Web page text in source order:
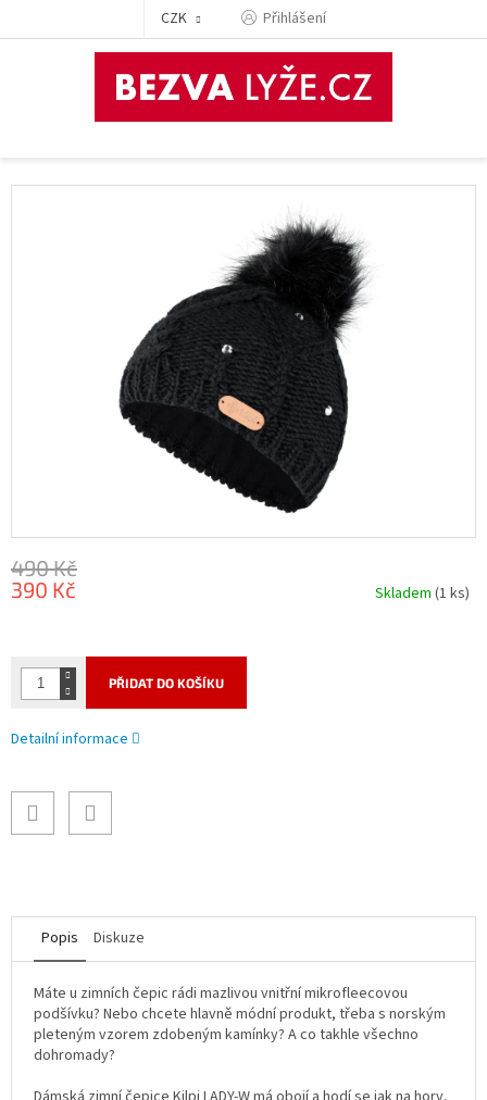
CZK Přihlášení
490 Kč
390 Kč
Skladem(1 ks)
PŘIDAT DO KOŠÍKU
Detailní informace
Popis Diskuze
Máte u zimních čepic rádi mazlivou vnitřní mikrofleecovou
podšívku? Nebo chcete hlavně módní produkt, třeba s norským
pleteným vzorem zdobeným kamínky? A co takhle všechno
dohromady?